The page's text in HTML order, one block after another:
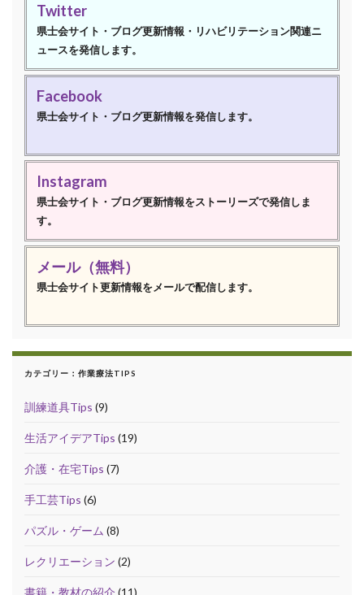
Twitter
県士会サイト・ブログ更新情報・リハビリテーション関連ニ
ュースを発信します。
Facebook
県士会サイト・ブログ更新情報を発信します。
Instagram
県士会サイト・ブログ更新情報をストーリーズで発信しま
す。
メール（無料）
県士会サイト更新情報をメールで配信します。
カテゴリー：作業療法TIPS
訓練道具Tips (9)
生活アイデアTips (19)
介護・在宅Tips (7)
手工芸Tips (6)
パズル・ゲーム (8)
レクリエーション (2)
書籍・教材の紹介 (11)